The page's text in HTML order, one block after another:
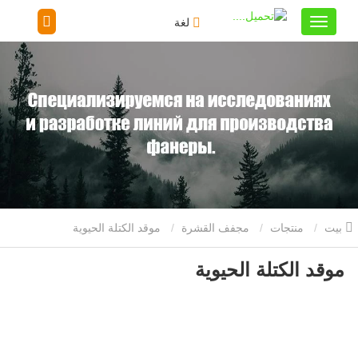
لغة
منتجات مجفف القشرة
موقد الكتلة الحيوية